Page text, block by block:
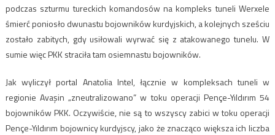
podczas szturmu tureckich komandosów na kompleks tuneli Werxele
śmierć poniosło dwunastu bojowników kurdyjskich, a kolejnych sześciu
zostało zabitych, gdy usiłowali wyrwać się z atakowanego tunelu. W
sumie więc PKK straciła tam osiemnastu bojowników.
Jak wyliczył portal Anatolia Intel, łącznie w kompleksach tuneli w
regionie Avaşin „zneutralizowano” w toku operacji Pençe-Yıldırım 54
bojowników PKK. Oczywiście, nie są to wszyscy zabici w toku operacji
Pençe-Yıldırım bojownicy kurdyjscy, jako że znacząco większa ich liczba